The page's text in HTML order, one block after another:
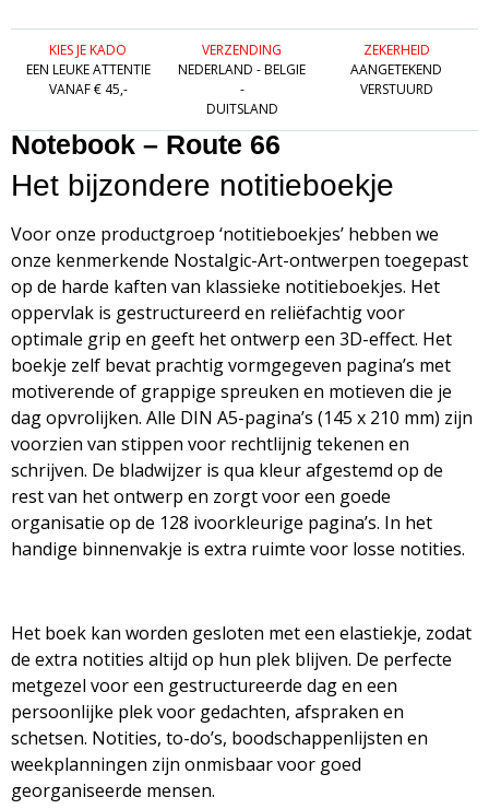
KIES JE KADO
EEN LEUKE ATTENTIE
VANAF € 45,-
VERZENDING
NEDERLAND - BELGIE
-
DUITSLAND
ZEKERHEID
AANGETEKEND
VERSTUURD
Notebook – Route 66
Het bijzondere notitieboekje
Voor onze productgroep ‘notitieboekjes’ hebben we
onze kenmerkende Nostalgic-Art-ontwerpen toegepast
op de harde kaften van klassieke notitieboekjes. Het
oppervlak is gestructureerd en reliëfachtig voor
optimale grip en geeft het ontwerp een 3D-effect. Het
boekje zelf bevat prachtig vormgegeven pagina’s met
motiverende of grappige spreuken en motieven die je
dag opvrolijken. Alle DIN A5-pagina’s (145 x 210 mm) zijn
voorzien van stippen voor rechtlijnig tekenen en
schrijven. De bladwijzer is qua kleur afgestemd op de
rest van het ontwerp en zorgt voor een goede
organisatie op de 128 ivoorkleurige pagina’s. In het
handige binnenvakje is extra ruimte voor losse notities.
Het boek kan worden gesloten met een elastiekje, zodat
de extra notities altijd op hun plek blijven. De perfecte
metgezel voor een gestructureerde dag en een
persoonlijke plek voor gedachten, afspraken en
schetsen. Notities, to-do’s, boodschappenlijsten en
weekplanningen zijn onmisbaar voor goed
georganiseerde mensen.